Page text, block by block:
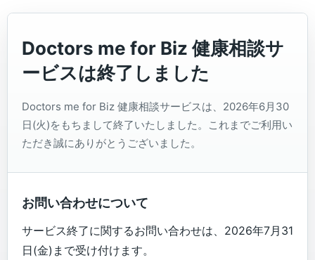
Doctors me for Biz 健康相談サ
ービスは終了しました
Doctors me for Biz 健康相談サービスは、2026年6月30
日(火)をもちまして終了いたしました。これまでご利用い
ただき誠にありがとうございました。
お問い合わせについて
サービス終了に関するお問い合わせは、2026年7月31
日(金)まで受け付けます。